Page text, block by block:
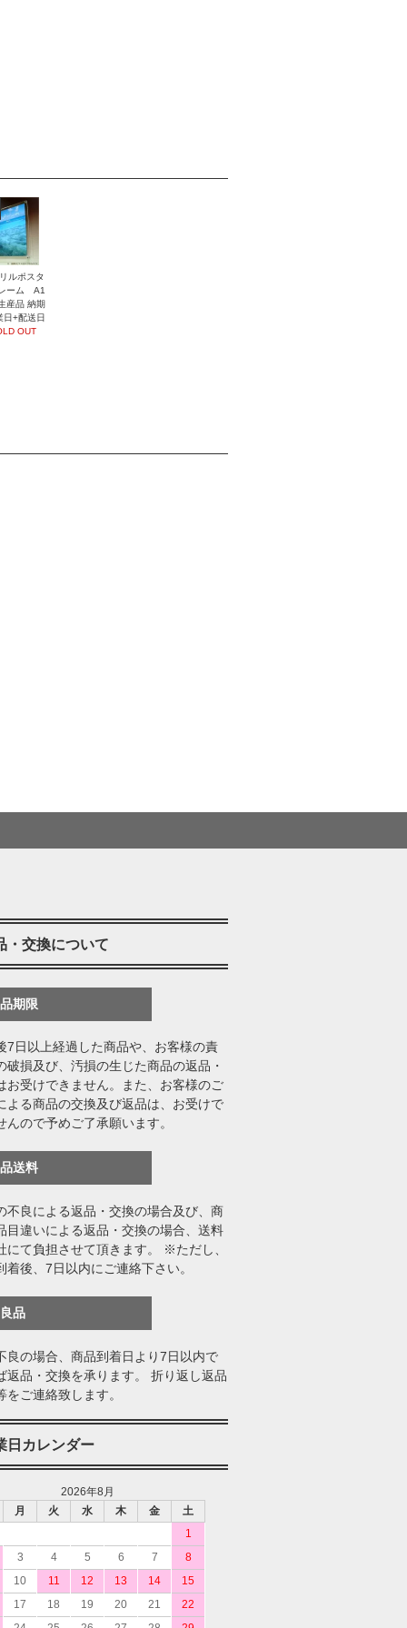
ルポスタ
ーム A1
産品 納期
日+配送日
OUT
・交換について
期限
7日以上経過した商品や、お客様の責
破損及び、汚損の生じた商品の返品・
お受けできません。また、お客様のご
よる商品の交換及び返品は、お受けで
んので予めご了承願います。
送料
不良による返品・交換の場合及び、商
目違いによる返品・交換の場合、送料
にて負担させて頂きます。 ※ただし、
着後、7日以内にご連絡下さい。
品
良の場合、商品到着日より7日以内で
返品・交換を承ります。 折り返し返品
をご連絡致します。
日カレンダー
2026年8月
月 火 水 木 金
土
1
3 4 5 6 7
8
10 11 12 13 14
15
17 18 19 20 21
22